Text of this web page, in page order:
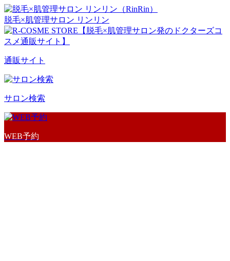
脱毛×肌管理サロン リンリン
通販サイト
サロン検索
WEB予約